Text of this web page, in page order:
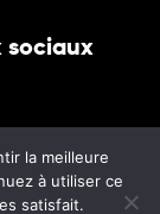
sociaux
la meilleure
à utiliser ce
satisfait.